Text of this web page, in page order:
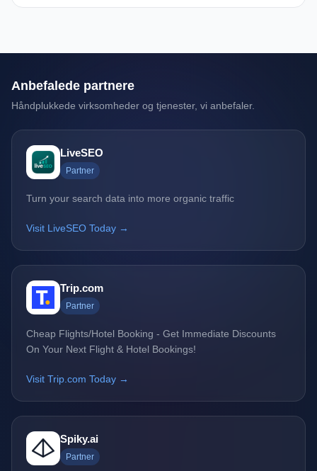
Anbefalede partnere
Håndplukkede virksomheder og tjenester, vi anbefaler.
LiveSEO
Partner
Turn your search data into more organic traffic
Visit LiveSEO Today →
Trip.com
Partner
Cheap Flights/Hotel Booking - Get Immediate Discounts
On Your Next Flight & Hotel Bookings!
Visit Trip.com Today →
Spiky.ai
Partner